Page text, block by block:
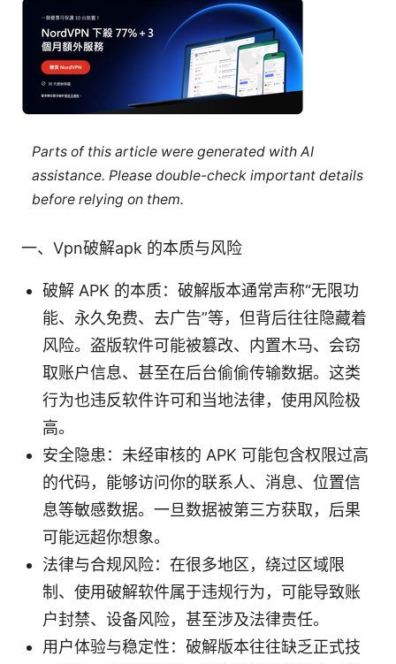
Parts of this article were generated with AI
assistance. Please double-check important details
before relying on them.
一、Vpn破解apk 的本质与风险
破解 APK 的本质：破解版本通常声称“无限功
能、永久免费、去广告”等，但背后往往隐藏着
风险。盗版软件可能被篡改、内置木马、会窃
取账户信息、甚至在后台偷偷传输数据。这类
行为也违反软件许可和当地法律，使用风险极
高。
安全隐患：未经审核的 APK 可能包含权限过高
的代码，能够访问你的联系人、消息、位置信
息等敏感数据。一旦数据被第三方获取，后果
可能远超你想象。
法律与合规风险：在很多地区，绕过区域限
制、使用破解软件属于违规行为，可能导致账
户封禁、设备风险，甚至涉及法律责任。
用户体验与稳定性：破解版本往往缺乏正式技